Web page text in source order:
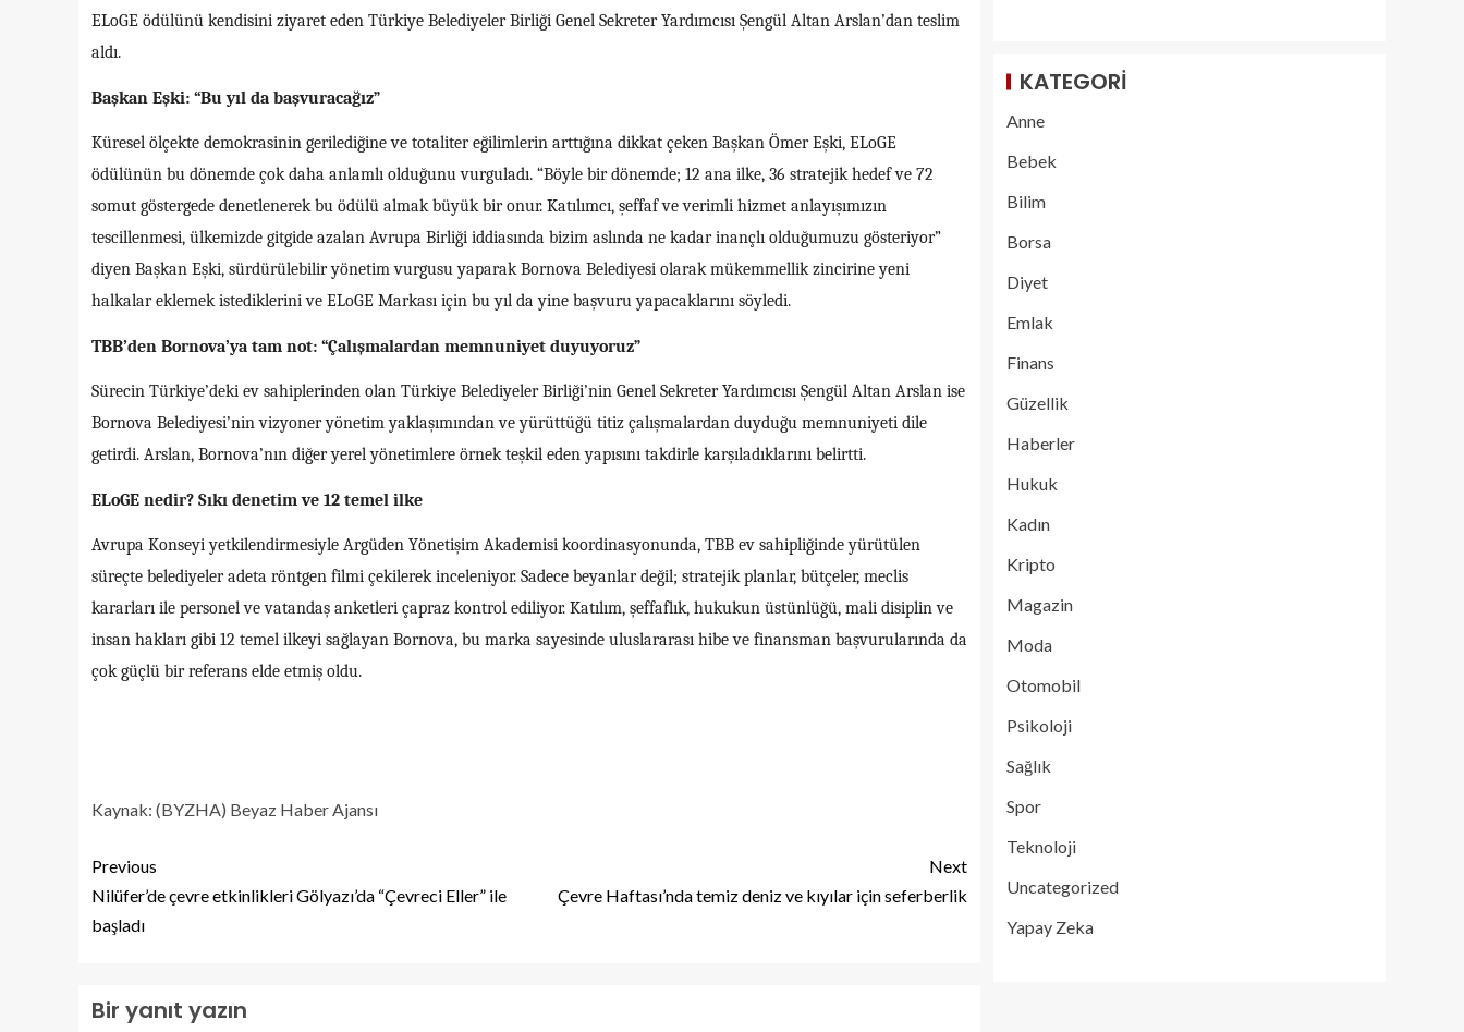
ELoGE ödülünü kendisini ziyaret eden Türkiye Belediyeler Birliği Genel Sekreter Yardımcısı Şengül Altan Arslan’dan teslim
aldı.
Başkan Eşki: “Bu yıl da başvuracağız”
Küresel ölçekte demokrasinin gerilediğine ve totaliter eğilimlerin arttığına dikkat çeken Başkan Ömer Eşki, ELoGE
ödülünün bu dönemde çok daha anlamlı olduğunu vurguladı. “Böyle bir dönemde; 12 ana ilke, 36 stratejik hedef ve 72
somut göstergede denetlenerek bu ödülü almak büyük bir onur. Katılımcı, şeffaf ve verimli hizmet anlayışımızın
tescillenmesi, ülkemizde gitgide azalan Avrupa Birliği iddiasında bizim aslında ne kadar inançlı olduğumuzu gösteriyor”
diyen Başkan Eşki, sürdürülebilir yönetim vurgusu yaparak Bornova Belediyesi olarak mükemmellik zincirine yeni
halkalar eklemek istediklerini ve ELoGE Markası için bu yıl da yine başvuru yapacaklarını söyledi.
TBB’den Bornova’ya tam not: “Çalışmalardan memnuniyet duyuyoruz”
Sürecin Türkiye’deki ev sahiplerinden olan Türkiye Belediyeler Birliği’nin Genel Sekreter Yardımcısı Şengül Altan Arslan ise
Bornova Belediyesi’nin vizyoner yönetim yaklaşımından ve yürüttüğü titiz çalışmalardan duyduğu memnuniyeti dile
getirdi. Arslan, Bornova’nın diğer yerel yönetimlere örnek teşkil eden yapısını takdirle karşıladıklarını belirtti.
ELoGE nedir? Sıkı denetim ve 12 temel ilke
Avrupa Konseyi yetkilendirmesiyle Argüden Yönetişim Akademisi koordinasyonunda, TBB ev sahipliğinde yürütülen
süreçte belediyeler adeta röntgen filmi çekilerek inceleniyor. Sadece beyanlar değil; stratejik planlar, bütçeler, meclis
kararları ile personel ve vatandaş anketleri çapraz kontrol ediliyor. Katılım, şeffaflık, hukukun üstünlüğü, mali disiplin ve
insan hakları gibi 12 temel ilkeyi sağlayan Bornova, bu marka sayesinde uluslararası hibe ve finansman başvurularında da
çok güçlü bir referans elde etmiş oldu.
Kaynak: (BYZHA) Beyaz Haber Ajansı
Previous
Nilüfer’de çevre etkinlikleri Gölyazı’da “Çevreci Eller” ile
başladı
Next
Çevre Haftası’nda temiz deniz ve kıyılar için seferberlik
Bir yanıt yazın
KATEGORI
Anne
Bebek
Bilim
Borsa
Diyet
Emlak
Finans
Güzellik
Haberler
Hukuk
Kadın
Kripto
Magazin
Moda
Otomobil
Psikoloji
Sağlık
Spor
Teknoloji
Uncategorized
Yapay Zeka